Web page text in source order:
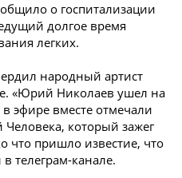
о госпитализации
долгое время
легких.
народный артист
«Юрий Николаев ушел на
эфире вместе отмечали
который зажег
что пришло известие, что
телеграм-канале.